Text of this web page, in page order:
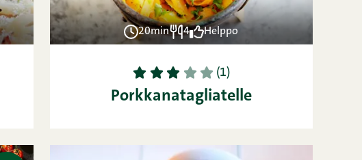
20min 4 Helppo
1 2 3 4 5 (1)
Porkkanatagliatelle